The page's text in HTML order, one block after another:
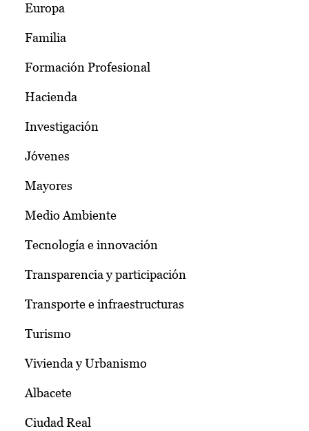
Europa
Familia
Formación Profesional
Hacienda
Investigación
Jóvenes
Mayores
Medio Ambiente
Tecnología e innovación
Transparencia y participación
Transporte e infraestructuras
Turismo
Vivienda y Urbanismo
Albacete
Ciudad Real